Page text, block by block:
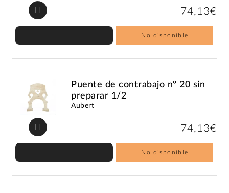
74,13€
No disponible
Puente de contrabajo nº 20 sin
preparar 1/2
Aubert
74,13€
No disponible